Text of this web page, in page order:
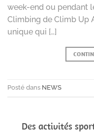
week-end ou pendant
Climbing de Climb Up
unique qui […]
Posté dans NEWS
Des activités